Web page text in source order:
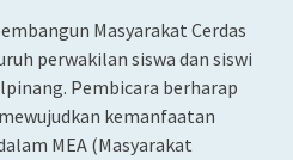
Masyarakat Cerdas
perwakilan siswa dan siswi
Pembicara berharap
kemanfaatan
MEA (Masyarakat